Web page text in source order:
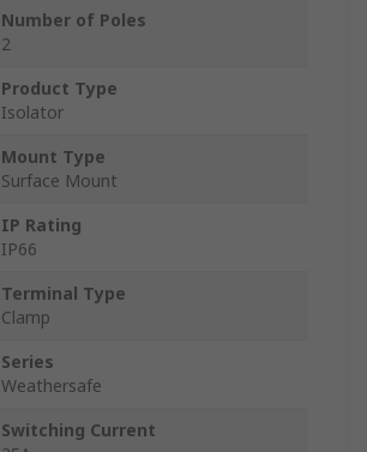
Number of Poles
2
Product Type
Isolator
Mount Type
Surface Mount
IP Rating
IP66
Terminal Type
Clamp
Series
Weathersafe
Switching Current